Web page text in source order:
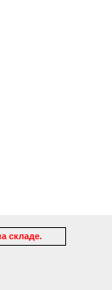
складе.